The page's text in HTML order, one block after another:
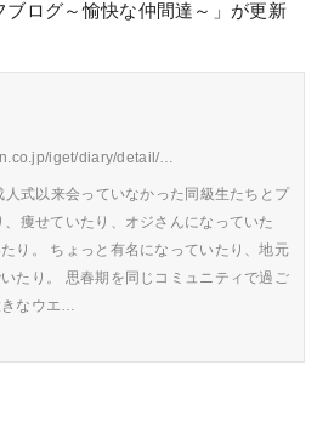
ブログ～愉快な仲間達～」が更新
iget/diary/detail/…
式以来会っていなかった同級生たちとプ
痩せていたり、オジさんになっていた
り。 ちょっと有名になっていたり、地元
たり。 思春期を同じコミュニティで過ご
きなウエ…